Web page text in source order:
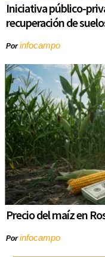
Iniciativa público-
recuperación de
Porinfocampo
Precio del maíz en
Porinfocampo